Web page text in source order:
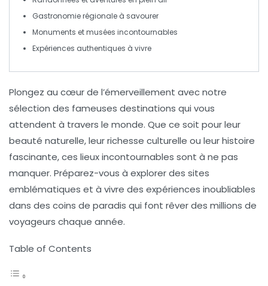
Gastronomie régionale à savourer
Monuments et musées incontournables
Expériences authentiques à vivre
Plongez au cœur de l’émerveillement avec notre
sélection des fameuses destinations qui vous
attendent à travers le monde. Que ce soit pour leur
beauté naturelle, leurrichesse culturelle ou leurhistoire
fascinante, ces lieux incontournables sont à ne pas
manquer. Préparez-vous à explorer des sites
emblématiques et à vivre des expériences inoubliables
dans des coins de paradis qui font rêver des millions de
voyageurs chaque année.
Table of Contents